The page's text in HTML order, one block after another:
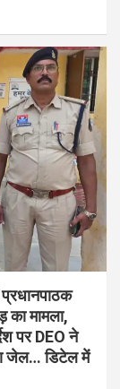
का मामला,
पर DEO ने
जेल… डिटेल में